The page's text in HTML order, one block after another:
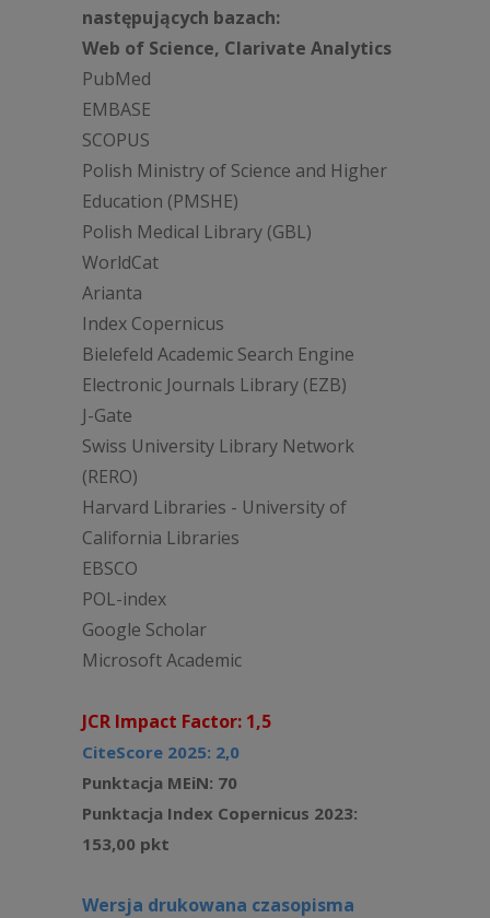
następujących bazach:
Web of Science, Clarivate Analytics
PubMed
EMBASE
SCOPUS
Polish Ministry of Science and Higher
Education (PMSHE)
Polish Medical Library (GBL)
WorldCat
Arianta
Index Copernicus
Bielefeld Academic Search Engine
Electronic Journals Library (EZB)
J-Gate
Swiss University Library Network
(RERO)
Harvard Libraries - University of
California Libraries
EBSCO
POL-index
Google Scholar
Microsoft Academic
JCR Impact Factor: 1,5
CiteScore 2025: 2,0
Punktacja MEiN: 70
Punktacja Index Copernicus 2023:
153,00 pkt
Wersja drukowana czasopisma